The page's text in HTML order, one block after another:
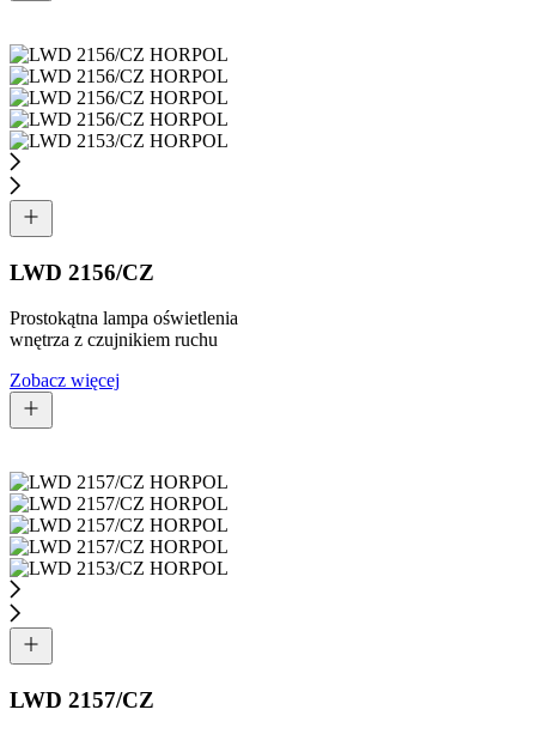
LWD 2156/CZ
Prostokątna lampa oświetlenia
wnętrza z czujnikiem ruchu
Zobacz więcej
LWD 2157/CZ